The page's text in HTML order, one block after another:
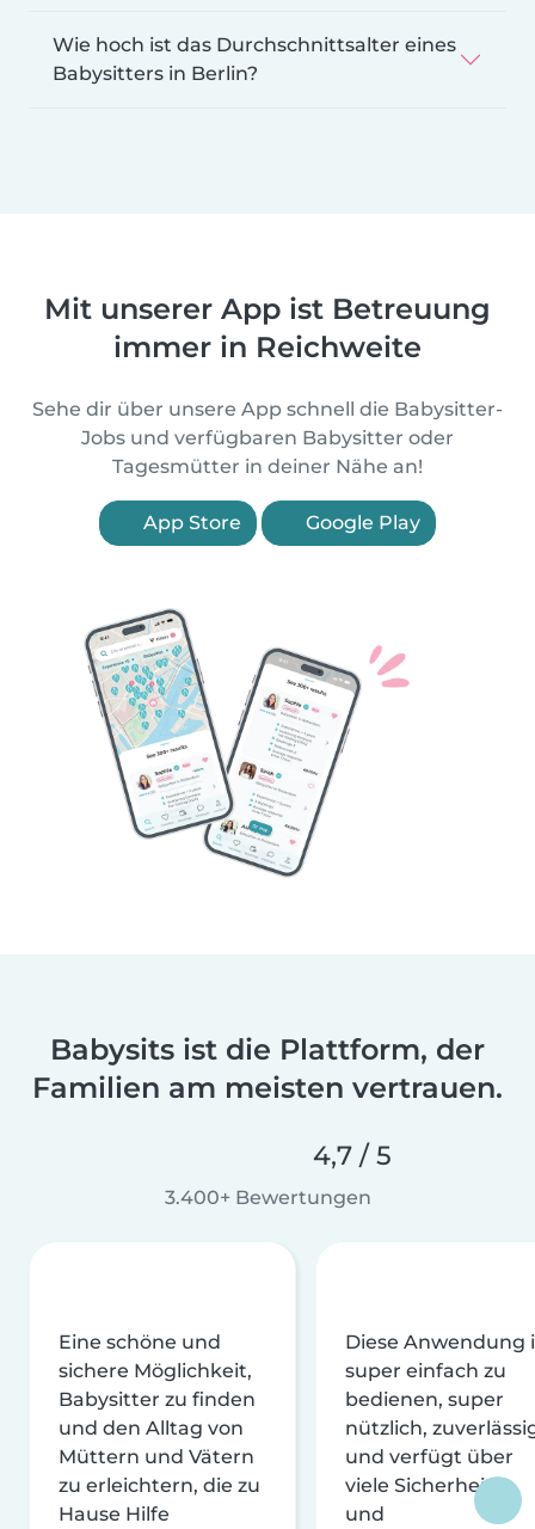
Wie hoch ist das Durchschnittsalter eines
Babysitters in Berlin?
Mit unserer App ist Betreuung
immer in Reichweite
Sehe dir über unsere App schnell die Babysitter-
Jobs und verfügbaren Babysitter oder
Tagesmütter in deiner Nähe an!
App Store Google Play
Babysits ist die Plattform, der
Familien am meisten vertrauen.
4,7 / 5
3.400+ Bewertungen
Eine schöne und
sichere Möglichkeit,
Babysitter zu finden
und den Alltag von
Müttern und Vätern
zu erleichtern, die zu
Hause Hilfe
Diese Anwendung
super einfach zu
bedienen, super
nützlich,
und verfügt über
viele Sicherheits-
und